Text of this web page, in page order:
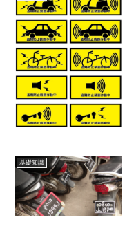
基礎知識